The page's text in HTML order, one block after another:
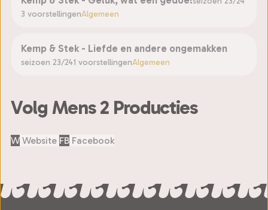
3 voorstellingenAlgemeen
Kemp & Stek - Liefde en andere ongemakken
seizoen 23/241 voorstellingenAlgemeen
Volg Mens 2 Producties
W Website FB Facebook